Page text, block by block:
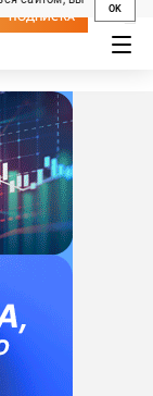
OK
ПОДПИСКА